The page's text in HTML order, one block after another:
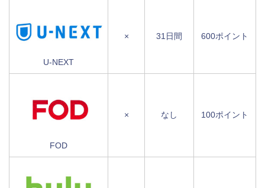
U-NEXT
× 31日間 600ポイント
FOD
× なし 100ポイント